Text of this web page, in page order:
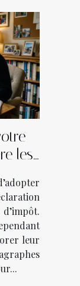
les
leur